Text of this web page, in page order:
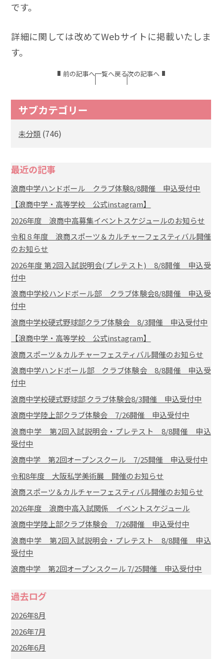
です。
詳細に関しては改めてWebサイトに掲載いたしま
す。
前の記事へ一覧へ戻る次の記事へ
サブカテゴリー
未分類 (746)
最近の記事
浪商中学ハンドボール クラブ体験8/8開催 申込受付中
【浪商中学・高等学校 公式instagram】
2026年度 浪商中高募集イベントスケジュールのお知らせ
令和８年度 浪商スポーツ＆カルチャーフェスティバル開催
のお知らせ
2026年度 第2回入試説明会(プレテスト) 8/8開催 申込受
付中
浪商中学校ハンドボール部 クラブ体験会8/8開催 申込受
付中
浪商中学校硬式野球部クラブ体験会 8/3開催 申込受付中
【浪商中学・高等学校 公式instagram】
浪商スポーツ＆カルチャーフェスティバル開催のお知らせ
浪商中学ハンドボール部 クラブ体験会 8/8開催 申込受
付中
浪商中学校硬式野球部 クラブ体験会8/3開催 申込受付中
浪商中学陸上部クラブ体験会 7/26開催 申込受付中
浪商中学 第2回入試説明会・プレテスト 8/8開催 申込
受付中
浪商中学 第2回オープンスクール 7/25開催 申込受付中
令和8年度 大阪私学美術展 開催のお知らせ
浪商スポーツ＆カルチャーフェスティバル開催のお知らせ
2026年度 浪商中高入試関係 イベントスケジュール
浪商中学陸上部クラブ体験会 7/26開催 申込受付中
浪商中学 第2回入試説明会・プレテスト 8/8開催 申込
受付中
浪商中学 第2回オープンスクール 7/25開催 申込受付中
過去ログ
2026年8月
2026年7月
2026年6月